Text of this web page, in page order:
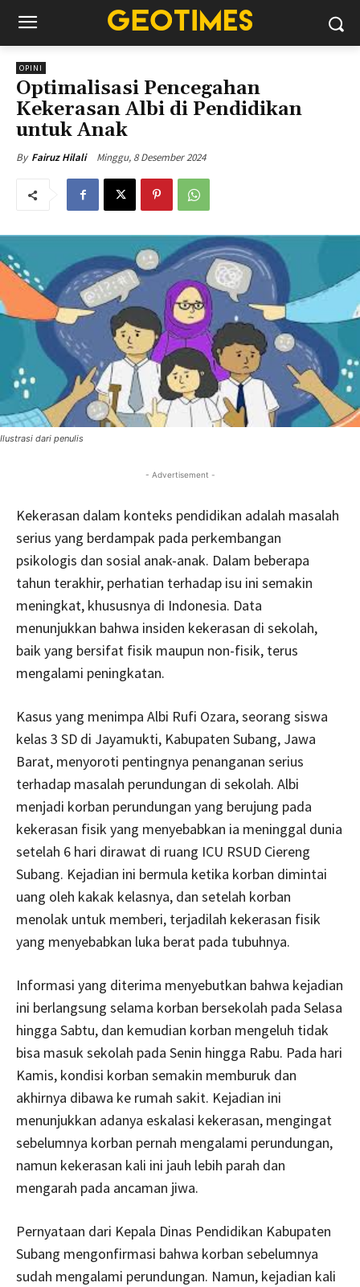
OPINI
Optimalisasi Pencegahan
Kekerasan Albi di Pendidikan
untuk Anak
By Fairuz Hilali Minggu, 8 Desember 2024
Ilustrasi dari penulis
- Advertisement -
Kekerasan dalam konteks pendidikan adalah masalah
serius yang berdampak pada perkembangan
psikologis dan sosial anak-anak. Dalam beberapa
tahun terakhir, perhatian terhadap isu ini semakin
meningkat, khususnya di Indonesia. Data
menunjukkan bahwa insiden kekerasan di sekolah,
baik yang bersifat fisik maupun non-fisik, terus
mengalami peningkatan.
Kasus yang menimpa Albi Rufi Ozara, seorang siswa
kelas 3 SD di Jayamukti, Kabupaten Subang, Jawa
Barat, menyoroti pentingnya penanganan serius
terhadap masalah perundungan di sekolah. Albi
menjadi korban perundungan yang berujung pada
kekerasan fisik yang menyebabkan ia meninggal dunia
setelah 6 hari dirawat di ruang ICU RSUD Ciereng
Subang. Kejadian ini bermula ketika korban dimintai
uang oleh kakak kelasnya, dan setelah korban
menolak untuk memberi, terjadilah kekerasan fisik
yang menyebabkan luka berat pada tubuhnya.
Informasi yang diterima menyebutkan bahwa kejadian
ini berlangsung selama korban bersekolah pada Selasa
hingga Sabtu, dan kemudian korban mengeluh tidak
bisa masuk sekolah pada Senin hingga Rabu. Pada hari
Kamis, kondisi korban semakin memburuk dan
akhirnya dibawa ke rumah sakit. Kejadian ini
menunjukkan adanya eskalasi kekerasan, mengingat
sebelumnya korban pernah mengalami perundungan,
namun kekerasan kali ini jauh lebih parah dan
mengarah pada ancaman jiwa.
Pernyataan dari Kepala Dinas Pendidikan Kabupaten
Subang mengonfirmasi bahwa korban sebelumnya
sudah mengalami perundungan. Namun, kejadian kali